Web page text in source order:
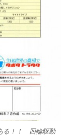
る！！ 四輪駆動